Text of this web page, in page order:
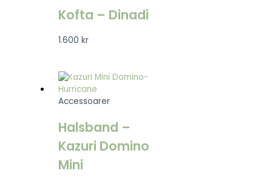
Kofta – Dinadi
1.600kr
Accessoarer
Halsband –
Kazuri Domino
Mini